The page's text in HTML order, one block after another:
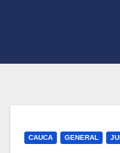
CAUCA GENERAL